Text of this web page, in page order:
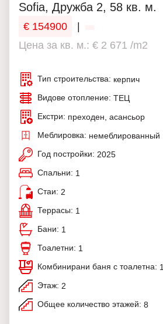
Sofia, Дружба 2, 58 кв. м.
€ 154900
Цена за кв. м.: € 2 671 /m2
Тип строительства: керпич
Видове отопление: ТЕЦ
Екстри: преходен, асансьор
Меблировка: немеблированный
Год постройки: 2025
Спальни: 1
Стаи: 2
Террасы: 1
Бани: 1
Тоалетни: 1
Комбинирани баня с тоалетна: 1
Этаж: 2
Общее количество этажей: 8